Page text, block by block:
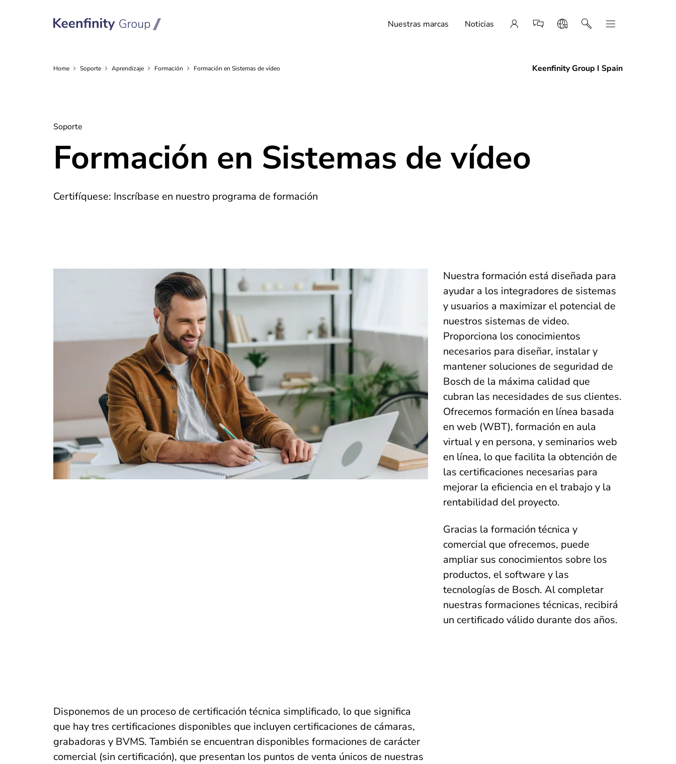
Nuestras marcas Noticias
Home Soporte Aprendizaje Formación Formación en Sistemas de vídeo Keenfinity Group I Spain
Soporte
Formación en Sistemas de vídeo
Certifíquese: Inscríbase en nuestro programa de formación
Nuestra formación está diseñada para
ayudar a los integradores de sistemas
y usuarios a maximizar el potencial de
nuestros sistemas de video.
Proporciona los conocimientos
necesarios para diseñar, instalar y
mantener soluciones de seguridad de
Bosch de la máxima calidad que
cubran las necesidades de sus clientes.
Ofrecemos formación en línea basada
en web (WBT), formación en aula
virtual y en persona, y seminarios web
en línea, lo que facilita la obtención de
las certificaciones necesarias para
mejorar la eficiencia en el trabajo y la
rentabilidad del proyecto.
Gracias la formación técnica y
comercial que ofrecemos, puede
ampliar sus conocimientos sobre los
productos, el software y las
tecnologías de Bosch. Al completar
nuestras formaciones técnicas, recibirá
un certificado válido durante dos años.
Disponemos de un proceso de certificación técnica simplificado, lo que significa
que hay tres certificaciones disponibles que incluyen certificaciones de cámaras,
grabadoras y BVMS. También se encuentran disponibles formaciones de carácter
comercial (sin certificación), que presentan los puntos de venta únicos de nuestras